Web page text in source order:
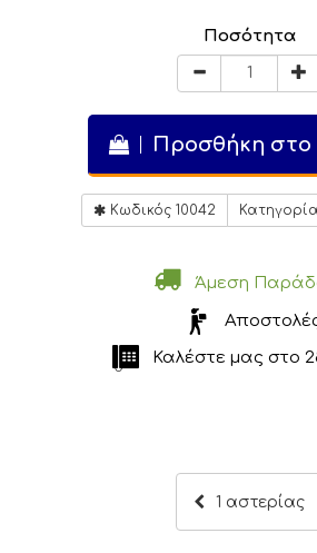
Ποσότητα
Προσθήκη στο
Κωδικός 10042
Άμεση
Καλέστε μας στο
1 αστερίας